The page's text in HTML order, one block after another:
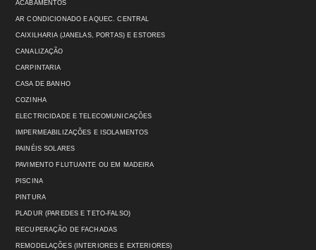
ACABAMENTOS
AR CONDICIONADO E AQUEC. CENTRAL
CAIXILHARIA (JANELAS, PORTAS) E ESTORES
CANALIZAÇÃO
CARPINTARIA
CASA DE BANHO
COZINHA
ELECTRICIDADE E TELECOMUNICAÇÕES
IMPERMEABILIZAÇÕES E ISOLAMENTOS
PAINÉIS SOLARES
PAVIMENTO FLUTUANTE OU EM MADEIRA
PISCINA
PINTURA
PLADUR (PAREDES E TETO-FALSO)
RECUPERAÇÃO DE FACHADAS
REMODELAÇÕES (INTERIORES E EXTERIORES)